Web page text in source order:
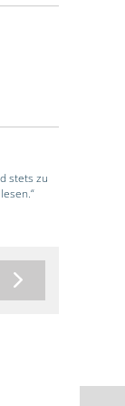
stets zu